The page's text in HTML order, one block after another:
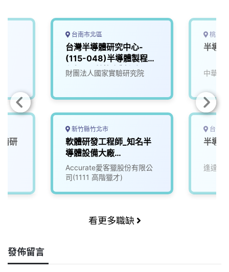
研
台南市北區
台灣半導體研究中心-
(115-048)半導體製程工
程師_異質整合製程組
財團法人國家實驗研究院
新竹縣竹北市
軟體研發工程師_知名半
導體設備大廠
(3007716)
Accurate愛客獵股份有限公
司(1111 高階獵才)
桃園
半導
中華科
台中
半導
逢達能
看更多職缺
發佈留言